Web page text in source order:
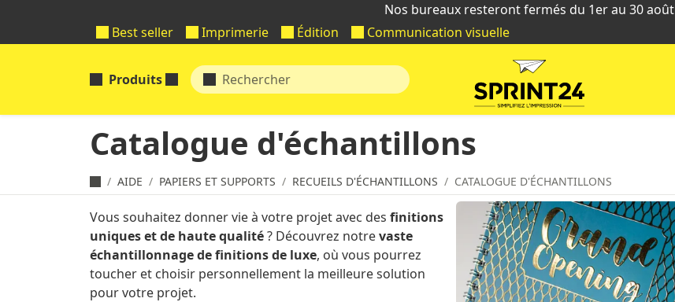
Nos bureaux resteront fermés du 1er au 30 août
Best seller
Imprimerie Édition Communication visuelle
Produits
Catalogue d'échantillons
AIDE PAPIERS ET SUPPORTS RECUEILS D'ÉCHANTILLONS CATALOGUE D'ÉCHANTILLONS
Vous souhaitez donner vie à votre projet avec des finitions
uniques et de haute qualité? Découvrez notrevaste
échantillonnage de finitions de luxe, où vous pourrez
toucher et choisir personnellement la meilleure solution
pour votre projet.